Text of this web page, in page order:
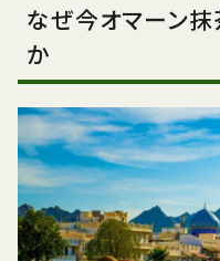
なぜ今オマーン
か